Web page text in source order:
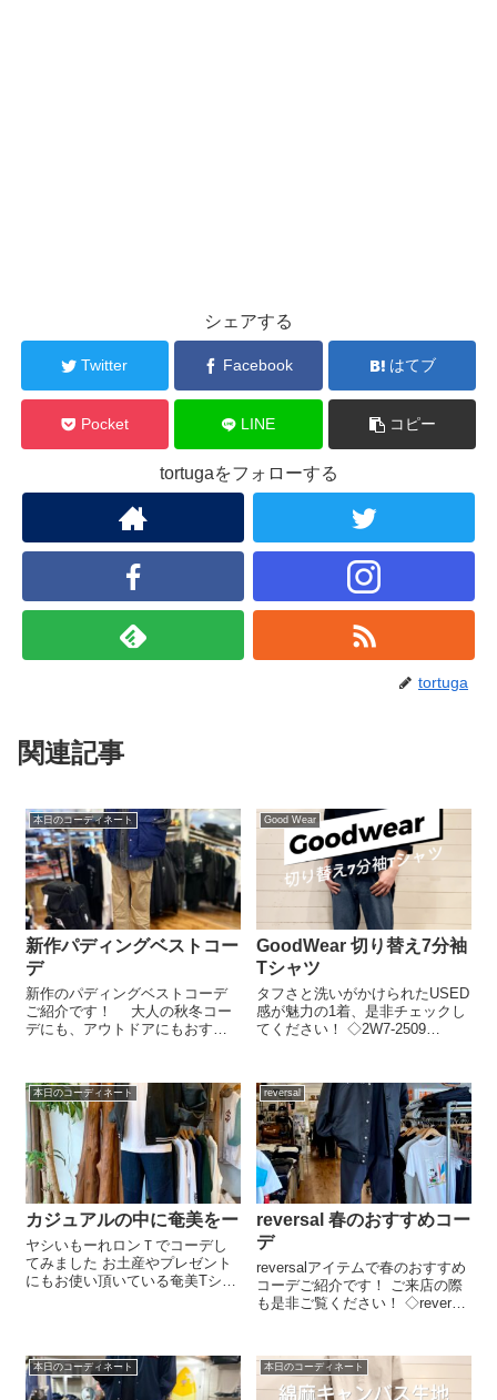
シェアする
Twitter Facebook はてブ
Pocket LINE コピー
tortugaをフォローする
tortuga
関連記事
本日のコーディネート
新作パディングベストコー
デ
新作のパディングベストコーデ
ご紹介です！ 大人の秋冬コー
デにも、アウトドアにもおすす
2304 S.V CAP WLLTRD (NAVY)
¥3960- ◇51309 NAVY(M)...
Good Wear
GoodWear 切り替え7分袖
Tシャツ
タフさと洗いがかけられたUSED
感が魅力の1着、是非チェックし
てください！ ◇2W7-2509
(M)〜(XL)¥3850-
本日のコーディネート
カジュアルの中に奄美をー
ヤシいもーれロンＴでコーデし
てみました お土産やプレゼント
にもお使い頂いている奄美Tシャ
スタジャン￥6...
reversal
reversal 春のおすすめコー
デ
reversalアイテムで春のおすすめ
コーデご紹介です！ ご来店の際
も是非ご覧ください！ ◇reversal
◇reversal×Majestic rvmjstc0...
本日のコーディネート 本日のコーディネート